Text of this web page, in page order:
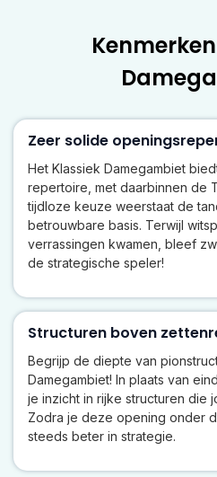
Zeer solide
Het Klassiek Damegambiet
repertoire, met daarbinnen de
tijdloze keuze weerstaat de
betrouwbare basis. Terwijl
verrassingen kwamen, bleef
de strategische speler!
Structuren boven
Begrijp de diepte van
Damegambiet! In plaats van
je inzicht in rijke structuren die
Zodra je deze opening onder
steeds beter in strategie.